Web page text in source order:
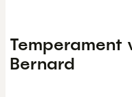
Temperament
Bernard